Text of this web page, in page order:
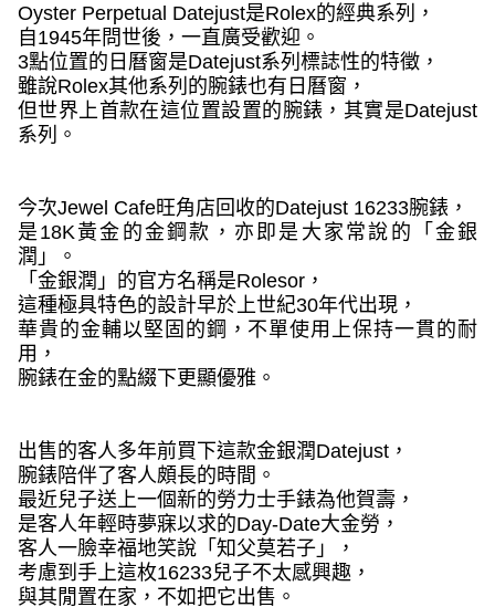
Oyster Perpetual Datejust是Rolex的經典系列，
自1945年問世後，一直廣受歡迎。
3點位置的日曆窗是Datejust系列標誌性的特徵，
雖說Rolex其他系列的腕錶也有日曆窗，
但世界上首款在這位置設置的腕錶，其實是Datejust
系列。
今次Jewel Cafe旺角店回收的Datejust 16233腕錶，
是 18K 黃金的金鋼款，亦即是大家常說的「金銀
潤」。
「金銀潤」的官方名稱是Rolesor，
這種極具特色的設計早於上世紀30年代出現，
華貴的金輔以堅固的鋼，不單使用上保持一貫的耐
用，
腕錶在金的點綴下更顯優雅。
出售的客人多年前買下這款金銀潤Datejust，
腕錶陪伴了客人頗長的時間。
最近兒子送上一個新的勞力士手錶為他賀壽，
是客人年輕時夢寐以求的Day-Date大金勞，
客人一臉幸福地笑說「知父莫若子」，
考慮到手上這枚16233兒子不太感興趣，
與其閒置在家，不如把它出售。